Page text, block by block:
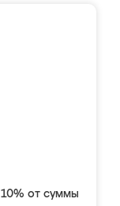
10% от суммы